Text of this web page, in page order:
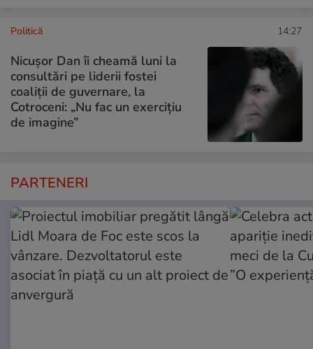
Politică 14:27
Nicușor Dan îi cheamă luni la
consultări pe liderii fostei
coaliții de guvernare, la
Cotroceni: „Nu fac un exercițiu
de imagine”
PARTENERI